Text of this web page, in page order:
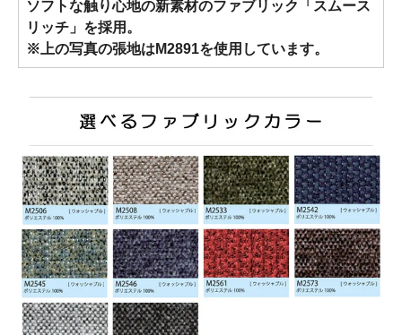
ソフトな触り心地の新素材のファブリック「スムース
リッチ」を採用。
※上の写真の張地はM2891を使用しています。